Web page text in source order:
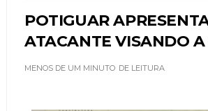
POTIGUAR
ATACANTE VISANDO A
MENOS DE UM MINUTO DE LEITURA